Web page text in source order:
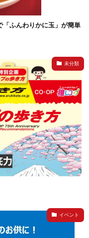
「ふんわりかに玉」が簡単
未分類
イベント